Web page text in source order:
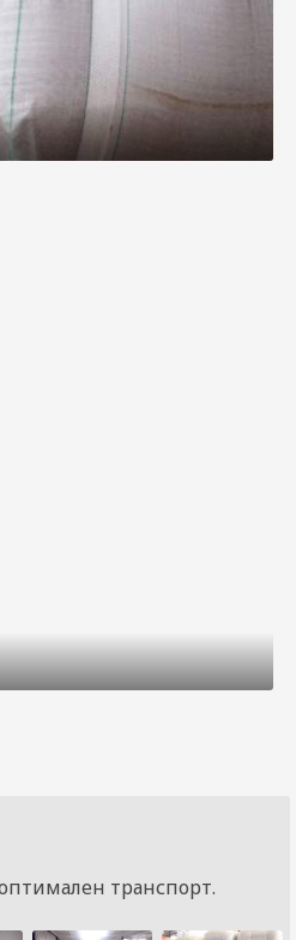
транспорт.